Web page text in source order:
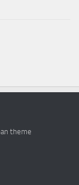
theme